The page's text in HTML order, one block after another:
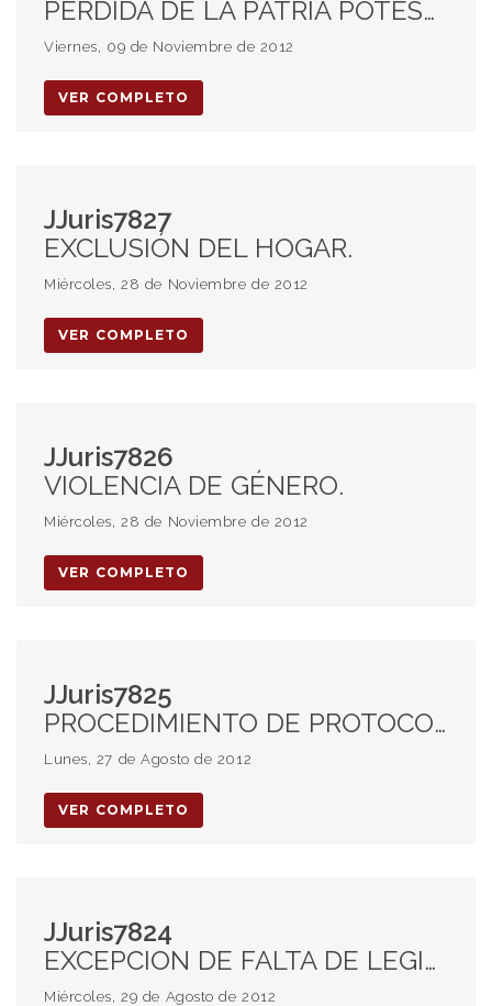
PÉRDIDA DE LA PATRIA POTESTAD.
Viernes, 09 de Noviembre de 2012
VER COMPLETO
JJuris7827
EXCLUSIÓN DEL HOGAR.
Miércoles, 28 de Noviembre de 2012
VER COMPLETO
JJuris7826
VIOLENCIA DE GÉNERO.
Miércoles, 28 de Noviembre de 2012
VER COMPLETO
JJuris7825
PROCEDIMIENTO DE PROTOCOLIZACION. PROTOCOLO. CONCEPTO. RECHAZO.
Lunes, 27 de Agosto de 2012
VER COMPLETO
JJuris7824
EXCEPCION DE FALTA DE LEGITIMACION. BARRIO CERRADO. CREACION DE FORMA PARTICULAR DE ADMINISTRACION. ENTE IDEAL. CARACTER DE SUJETO DE DERECHO.
Miércoles, 29 de Agosto de 2012